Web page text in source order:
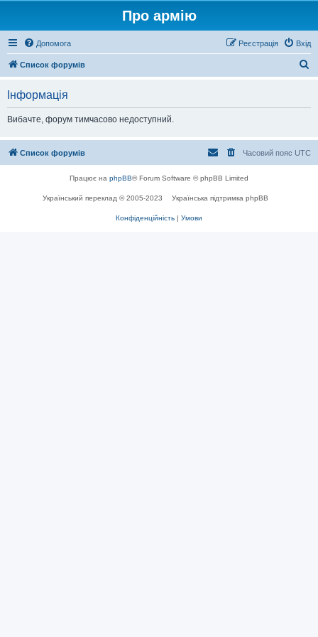
Про армію
Допомога Вхід
Реєстрація
Список форумів
Інформація
Вибачте, форум тимчасово недоступний.
Список форумів Часовий пояс UTC
Працює на phpBB® Forum Software © phpBB Limited
Український переклад © 2005-2023 Українська підтримка phpBB
Конфіденційність | Умови